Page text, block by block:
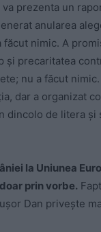
va prezenta un
anularea
nimic. A
și precaritatea
nu a făcut
dar a organizat
dincolo de litera și
la Uniunea
prin vorbe.
Dan privește